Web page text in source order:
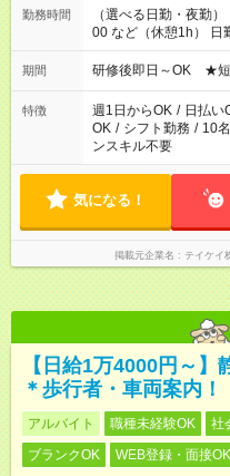
勤務時間
（選べる日勤・夜勤
00 など（休憩1h） 日勤のお仕事もございます！お気軽にご相談
ください！
期間 研修後即日～OK ★短
特徴 週1日からOK / 日払い
OK / シフト勤務 / 10
ンスキル不要
気になる！
掲載元企業名 テイケイ
【日給1万4000円～
＊歩行者・車両案内！
アルバイト 職種未経験OK 社
ブランクOK
WEB登録・面接OK